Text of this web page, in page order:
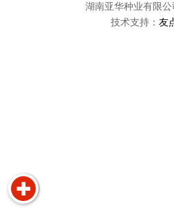
湖南亚华种业有限
技术支持： 友